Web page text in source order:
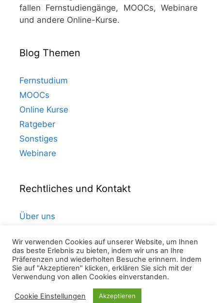
fallen Fernstudiengänge, MOOCs, Webinare
und andere Online-Kurse.
Blog Themen
Fernstudium
MOOCs
Online Kurse
Ratgeber
Sonstiges
Webinare
Rechtliches und Kontakt
Über uns
Datenschutz
Impressum
Wir verwenden Cookies auf unserer Website, um Ihnen
das beste Erlebnis zu bieten, indem wir uns an Ihre
Präferenzen und wiederholten Besuche erinnern. Indem
Sie auf "Akzeptieren" klicken, erklären Sie sich mit der
Verwendung von allen Cookies einverstanden.
Cookie Einstellungen Akzeptieren